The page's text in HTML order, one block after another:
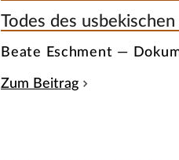
Todes des
Beate Eschment —
Zum Beitrag